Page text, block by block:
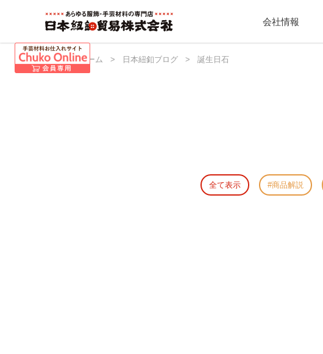
会社情報
日本紐釦 ホーム > 日本紐釦ブログ > 誕生日石
全て表示 商品解説